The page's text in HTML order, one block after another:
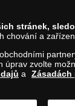
stránek,
chování a
zvolte
a